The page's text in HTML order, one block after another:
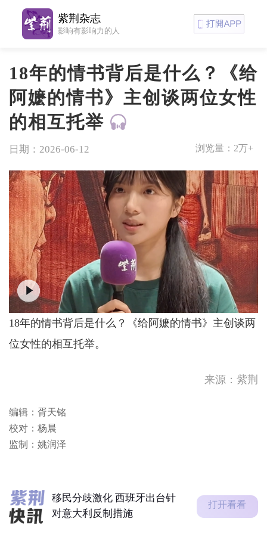
18年的情书背后是什么？《给
阿嬷的情书》主创谈两位女性
的相互托举
日期：2026-06-12 浏览量： 2万+
18年的情书背后是什么？《给阿嬷的情书》主创谈两
位女性的相互托举。
来源：紫荆
编辑：胥天铭
校对：杨晨
监制：姚润泽
方法发布2026
美国阿拉斯加州发生地震
移民分歧激化 西班牙出台针
对意大利反制措施
打开看看
紫荆杂志
影响有影响力的人